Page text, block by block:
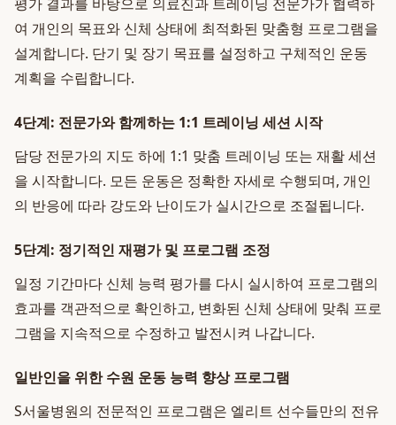
여 개인의 목표와 신체 상태에 최적화된 맞춤형 프로그램을
설계합니다. 단기 및 장기 목표를 설정하고 구체적인 운동
계획을 수립합니다.
4단계: 전문가와 함께하는 1:1 트레이닝 세션 시작
담당 전문가의 지도 하에 1:1 맞춤 트레이닝 또는 재활 세션
을 시작합니다. 모든 운동은 정확한 자세로 수행되며, 개인
의 반응에 따라 강도와 난이도가 실시간으로 조절됩니다.
5단계: 정기적인 재평가 및 프로그램 조정
일정 기간마다 신체 능력 평가를 다시 실시하여 프로그램의
효과를 객관적으로 확인하고, 변화된 신체 상태에 맞춰 프로
그램을 지속적으로 수정하고 발전시켜 나갑니다.
일반인을 위한 수원 운동 능력 향상 프로그램
S서울병원의 전문적인 프로그램은 엘리트 선수들만의 전유